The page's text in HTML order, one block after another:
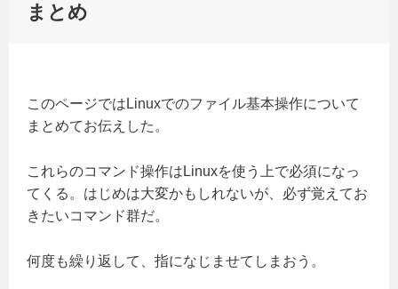
まとめ
このページではLinuxでのファイル基本操作について
まとめてお伝えした。
これらのコマンド操作はLinuxを使う上で必須になっ
てくる。はじめは大変かもしれないが、必ず覚えてお
きたいコマンド群だ。
何度も繰り返して、指になじませてしまおう。